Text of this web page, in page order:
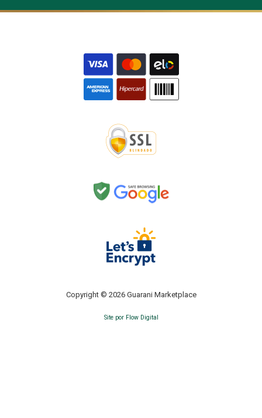
Copyright © 2026 Guarani Marketplace
Site por Flow Digital